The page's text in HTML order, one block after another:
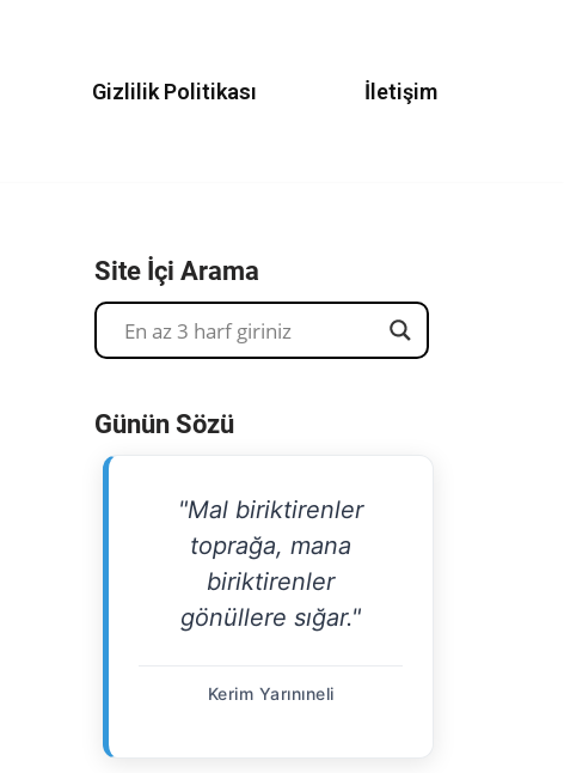
Gizlilik Politikası İletişim
Site İçi Arama
Günün Sözü
"Mal biriktirenler
toprağa, mana
biriktirenler
gönüllere sığar."
Kerim Yarınıneli